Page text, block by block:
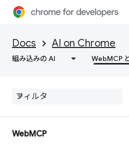
Docs AI on Chrome
組み込みの AI WebMCP
WebMCP